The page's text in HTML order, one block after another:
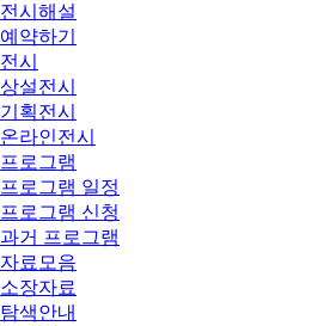
전시해설
예약하기
전시
상설전시
기획전시
온라인전시
프로그램
프로그램 일정
프로그램 신청
과거 프로그램
자료모음
소장자료
탐색안내